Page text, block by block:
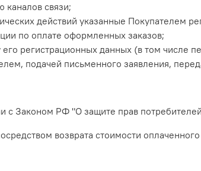
каналов связи;
действий указанные Покупателем
по оплате оформленных заказов;
регистрационных данных (в том числе
подачей письменного заявления,
с Законом РФ "О защите прав
возврата стоимости